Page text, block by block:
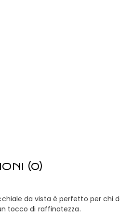
(0)
da vista è perfetto per
tocco di raffinatezza.